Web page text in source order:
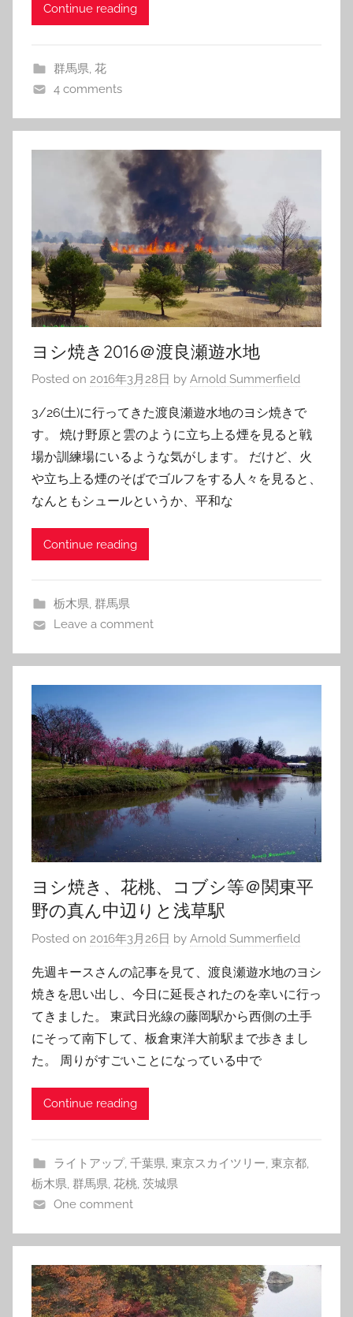
Continue reading
群馬県 花
4 comments
ヨシ焼き2016＠渡良瀬遊水地
Posted on 2016年3月28日 by Arnold Summerfield
3/26(土)に行ってきた渡良瀬遊水地のヨシ焼きで
す。 焼け野原と雲のように立ち上る煙を見ると戦
場か訓練場にいるような気がします。 だけど、火
や立ち上る煙のそばでゴルフをする人々を見ると、
なんともシュールというか、平和な
Continue reading
栃木県, 群馬県
Leave a comment
ヨシ焼き、花桃、コブシ等＠関東平
野の真ん中辺りと浅草駅
Posted on 2016年3月26日 by Arnold Summerfield
先週キースさんの記事を見て、渡良瀬遊水地のヨシ
焼きを思い出し、今日に延長されたのを幸いに行っ
てきました。 東武日光線の藤岡駅から西側の土手
にそって南下して、板倉東洋大前駅まで歩きまし
た。 周りがすごいことになっている中で
Continue reading
ライトアップ, 千葉県, 東京スカイツリー, 東京都,
栃木県, 群馬県, 花桃, 茨城県
One comment